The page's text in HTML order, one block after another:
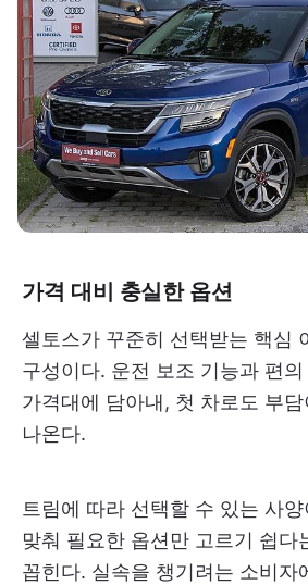
가격 대비 충실한 옵션
셀토스가 꾸준히 선택받는 핵심
구성이다. 운전 보조 기능과 편
가격대에 담아내, 첫 차로도 부
나온다.
트림에 따라 선택할 수 있는 사
맞춰 필요한 옵션만 고르기 쉽다
꼽힌다. 실속을 챙기려는 소비자